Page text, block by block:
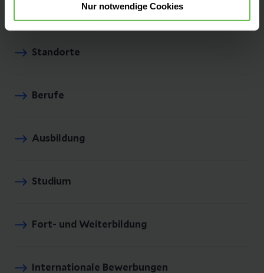
Nur notwendige Cookies
Helios als Arbeitgeber
Standorte
Berufe
Ausbildung
Studium
Fort- und Weiterbildung
Internationale Bewerbungen